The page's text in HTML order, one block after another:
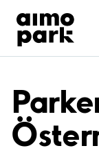
Hitta
Samarbete